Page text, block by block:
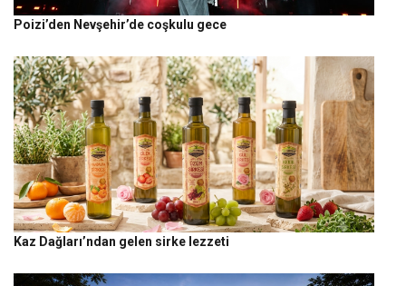
Poizi’den Nevşehir’de coşkulu gece
Kaz Dağları’ndan gelen sirke lezzeti